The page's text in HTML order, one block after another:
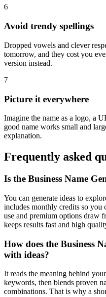
6
Avoid trendy spellings
Dropped vowels and clever
tomorrow, and they cost you
version instead.
7
Picture it everywhere
Imagine the name as a logo, a
good name works small and
explanation.
Frequently asked
Is the Business Name
You can generate ideas to
includes monthly credits so
use and premium options draw
keeps results fast and high
How does the Business
with ideas?
It reads the meaning behind
keywords, then blends proven
combinations. That is why a